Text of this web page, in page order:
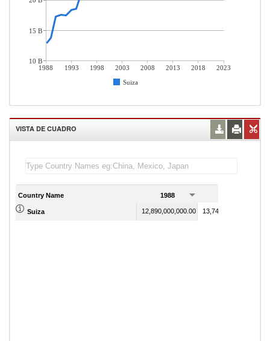
1988 1993 1998 2003 2008 2013 2018
2023
Suiza
15 B
10 B
VISTA DE CUADRO
Country Name 1988
Suiza 12,890,000,000.00 13,746,000,000.00